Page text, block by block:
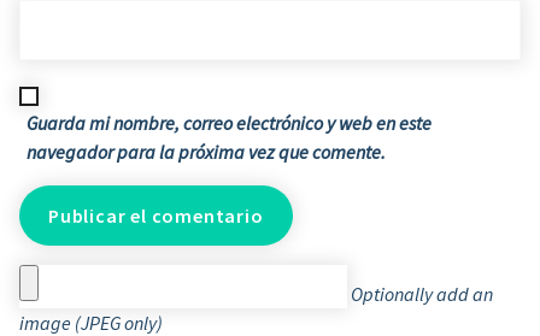
Guarda mi nombre, correo electrónico y web en este
navegador para la próxima vez que comente.
Optionally add an
image (JPEG only)